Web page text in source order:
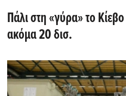
Πάλι στη «γύρα» το
ακόμα 20 δισ.